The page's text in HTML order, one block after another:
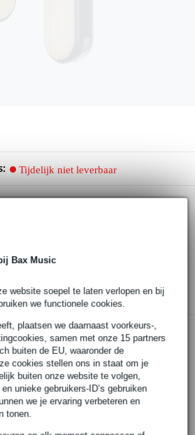
Bax Music
website soepel te laten verlopen en bij
we functionele cookies.
plaatsen we daarnaast voorkeurs-,
samen met onze 15 partners
buiten de EU, waaronder de
cookies stellen ons in staat om je
buiten onze website te volgen,
unieke gebruikers-ID’s gebruiken
we je ervaring verbeteren en
tonen.
Tijdelijk niet leverbaar
winkel
SB
in totaal